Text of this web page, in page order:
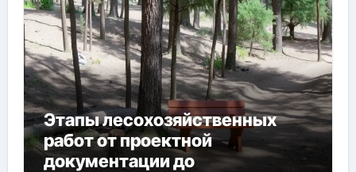
Этапы лесохозяйственных
работ от проектной
документации до